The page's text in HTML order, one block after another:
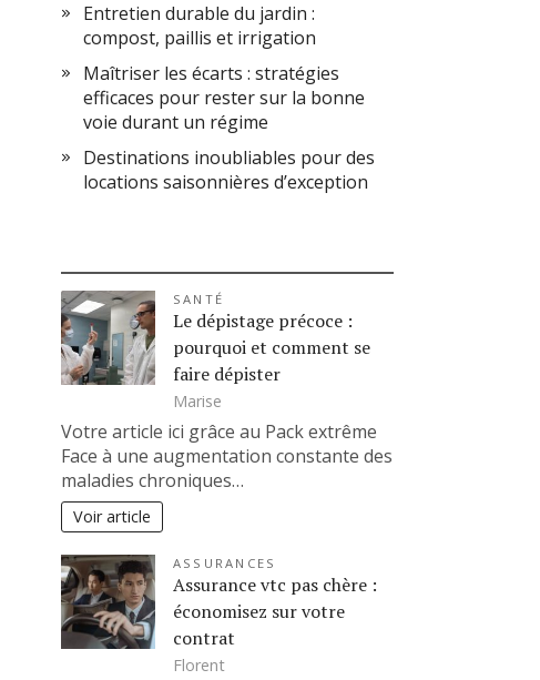
Entretien durable du jardin :
compost, paillis et irrigation
Maîtriser les écarts : stratégies
efficaces pour rester sur la bonne
voie durant un régime
Destinations inoubliables pour des
locations saisonnières d’exception
SANTÉ
Le dépistage précoce :
pourquoi et comment se
faire dépister
Marise
Votre article ici grâce au Pack extrême
Face à une augmentation constante des
maladies chroniques…
Voir article
ASSURANCES
Assurance vtc pas chère :
économisez sur votre
contrat
Florent